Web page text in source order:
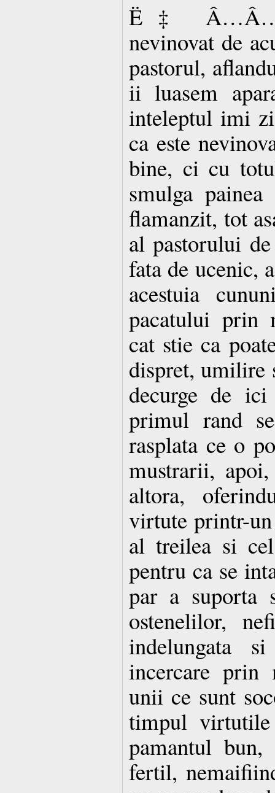
Ë‡ Â…Â….
nevinovat de
pastorul,
ii luasem
inteleptul imi
ca este
bine, ci cu
smulga
flamanzit, tot
al pastorului
fata de ucenic,
acestuia
pacatului prin
cat stie ca
dispret,
decurge de
primul rand
rasplata ce o
mustrarii,
altora,
virtute printr-
al treilea si
pentru ca se
par a suporta
ostenelilor,
indelungata
incercare prin
unii ce sunt
timpul
pamantul
fertil,